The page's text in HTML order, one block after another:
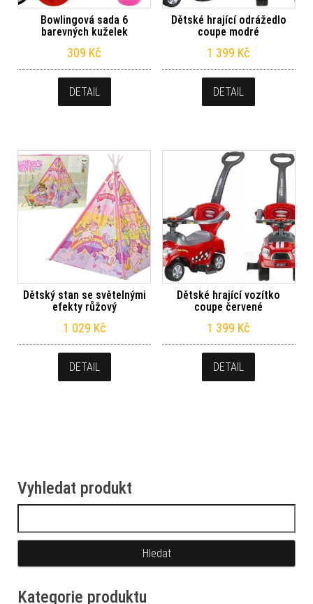
Bowlingová sada 6
barevných kuželek
309 Kč
DETAIL
Dětské hrající odrážedlo
coupe modré
1 399 Kč
DETAIL
Dětský stan se světelnými
efekty růžový
1 029 Kč
DETAIL
Dětské hrající vozítko
coupe červené
1 399 Kč
DETAIL
Vyhledat produkt
Kategorie produktu